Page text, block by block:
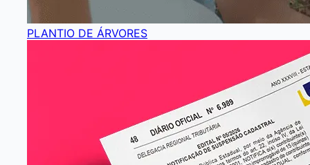
PLANTIO DE ÁRVORES